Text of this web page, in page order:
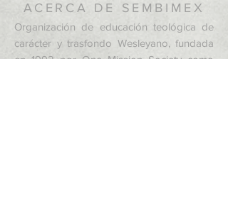
ACERCA DE SEMBIMEX
Organización de educación teológica de
carácter y trasfondo Wesleyano, fundada
en 1992 por One Mission Society como